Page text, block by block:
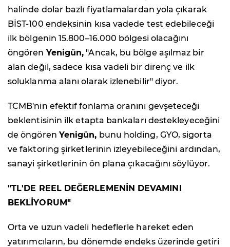
halinde dolar bazlı fiyatlamalardan yola çıkarak
BİST-100 endeksinin kısa vadede test edebileceği
ilk bölgenin 15.800–16.000 bölgesi olacağını
öngören Yenigün, "Ancak, bu bölge aşılmaz bir
alan değil, sadece kısa vadeli bir direnç ve ilk
soluklanma alanı olarak izlenebilir" diyor.
TCMB'nin efektif fonlama oranını gevşeteceği
beklentisinin ilk etapta bankaları destekleyeceğini
de öngören Yenigün, bunu holding, GYO, sigorta
ve faktoring şirketlerinin izleyebileceğini ardından,
sanayi şirketlerinin ön plana çıkacağını söylüyor.
"TL'DE REEL DEĞERLEMENİN DEVAMINI
BEKLİYORUM"
Orta ve uzun vadeli hedeflerle hareket eden
yatırımcıların, bu dönemde endeks üzerinde getiri